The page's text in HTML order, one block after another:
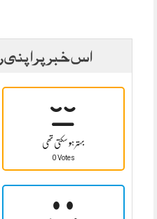
اس خبر پر اپنی
بہتر ہو سکتی تھی
0 Votes